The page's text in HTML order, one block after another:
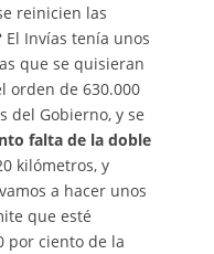
reinicien las
El Invías tenía unos
que se quisieran
orden de 630.000
del Gobierno, y se
falta de la doble
kilómetros, y
vamos a hacer unos
que esté
por ciento de la